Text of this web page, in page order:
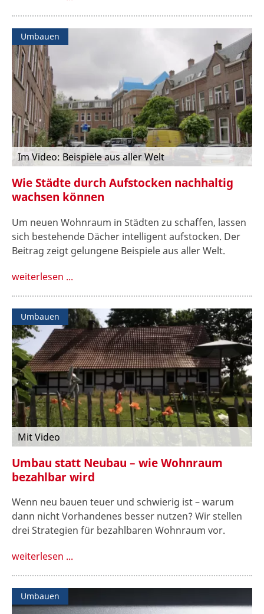
Umbauen
Im Video: Beispiele aus aller Welt
Wie Städte durch Aufstocken nachhaltig
wachsen können
Um neuen Wohnraum in Städten zu schaffen, lassen
sich bestehende Dächer intelligent aufstocken. Der
Beitrag zeigt gelungene Beispiele aus aller Welt.
weiterlesen ...
Umbauen
Mit Video
Umbau statt Neubau – wie Wohnraum
bezahlbar wird
Wenn neu bauen teuer und schwierig ist – warum
dann nicht Vorhandenes besser nutzen? Wir stellen
drei Strategien für bezahlbaren Wohnraum vor.
weiterlesen ...
Umbauen